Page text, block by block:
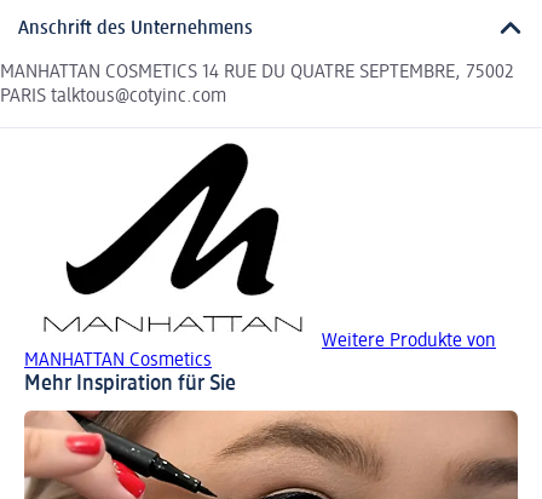
Anschrift des Unternehmens
MANHATTAN COSMETICS 14 RUE DU QUATRE SEPTEMBRE, 75002
PARIS talktous@cotyinc.com
Weitere Produkte von
MANHATTAN Cosmetics
Mehr Inspiration für Sie